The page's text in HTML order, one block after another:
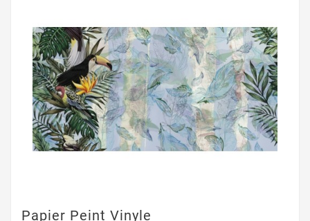
Papier Peint Vinyle